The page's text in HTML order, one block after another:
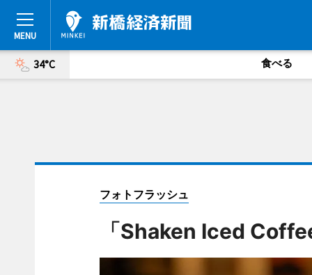
34°C 食べる
フォトフラッシュ
「Shaken Iced